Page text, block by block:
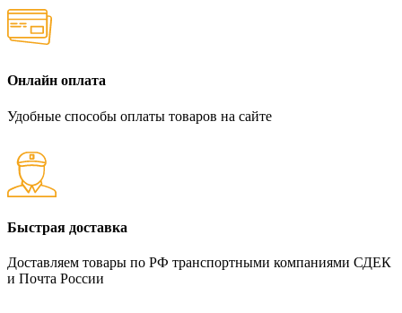
Онлайн оплата
Удобные способы оплаты товаров на сайте
Быстрая доставка
Доставляем товары по РФ транспортными компаниями СДЕК
и Почта России